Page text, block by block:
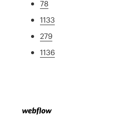
78
1133
279
1136